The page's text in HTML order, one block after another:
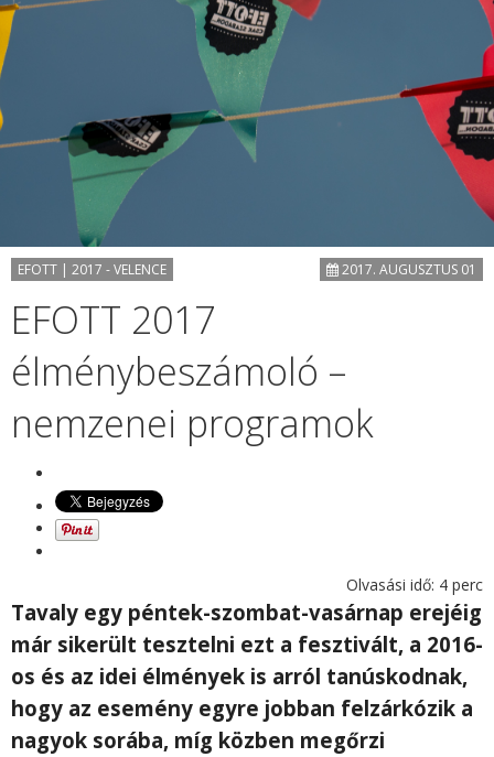
EFOTT | 2017 - VELENCE 2017. AUGUSZTUS 01
EFOTT 2017
élménybeszámoló –
nemzenei programok
Olvasási idő: 4 perc
Tavaly egy péntek-szombat-vasárnap erejéig
már sikerült tesztelni ezt a fesztivált, a 2016-
os és az idei élmények is arról tanúskodnak,
hogy az esemény egyre jobban felzárkózik a
nagyok sorába, míg közben megőrzi